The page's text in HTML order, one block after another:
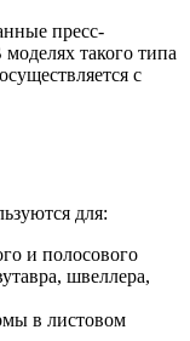
пресс-
такого типа
с
для:
и полосового
швеллера,
в листовом